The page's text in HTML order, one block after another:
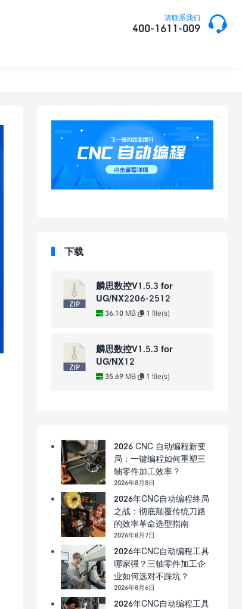
请联系我们
400-1611-009 
下载
麟思数控V1.5.3 for
UG/NX2206-2512
36.10 MB 1 file(s)
麟思数控V1.5.3 for
UG/NX12
35.69 MB 1 file(s)
2026 CNC 自动编程新变
局：一键编程如何重塑三
轴零件加工效率？
2026年8月8日
2026年CNC自动编程终局
之战：彻底颠覆传统刀路
的效率革命选型指南
2026年8月7日
2026年CNC自动编程工具
哪家强？三轴零件加工企
业如何选对不踩坑？
2026年8月6日
2026年CNC自动编程工具